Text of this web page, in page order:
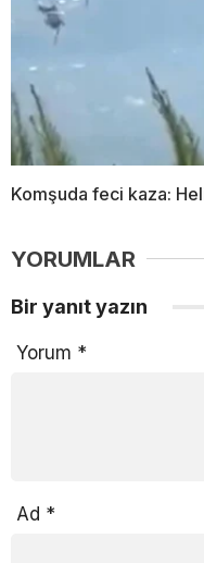
Komşuda feci kaza:
YORUMLAR
Bir yanıt yazın
Yorum *
Ad *